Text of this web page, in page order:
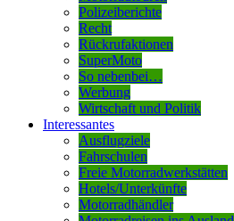
Polizeiberichte
Recht
Rückrufaktionen
SuperMoto
So nebenbei…
Werbung
Wirtschaft und Politik
Interessantes
Ausflugziele
Fahrschulen
Freie Motorradwerkstätten
Hotels/Unterkünfte
Motorradhändler